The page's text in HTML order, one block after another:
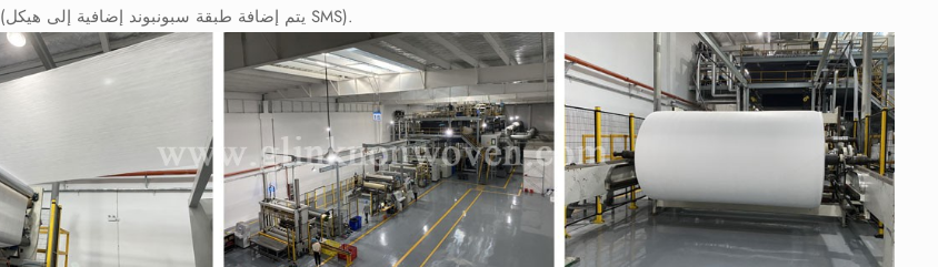
وطبقة سبونبوند (يتم إضافة طبقة سبونبوند إضافية إلى هيكل SMS).